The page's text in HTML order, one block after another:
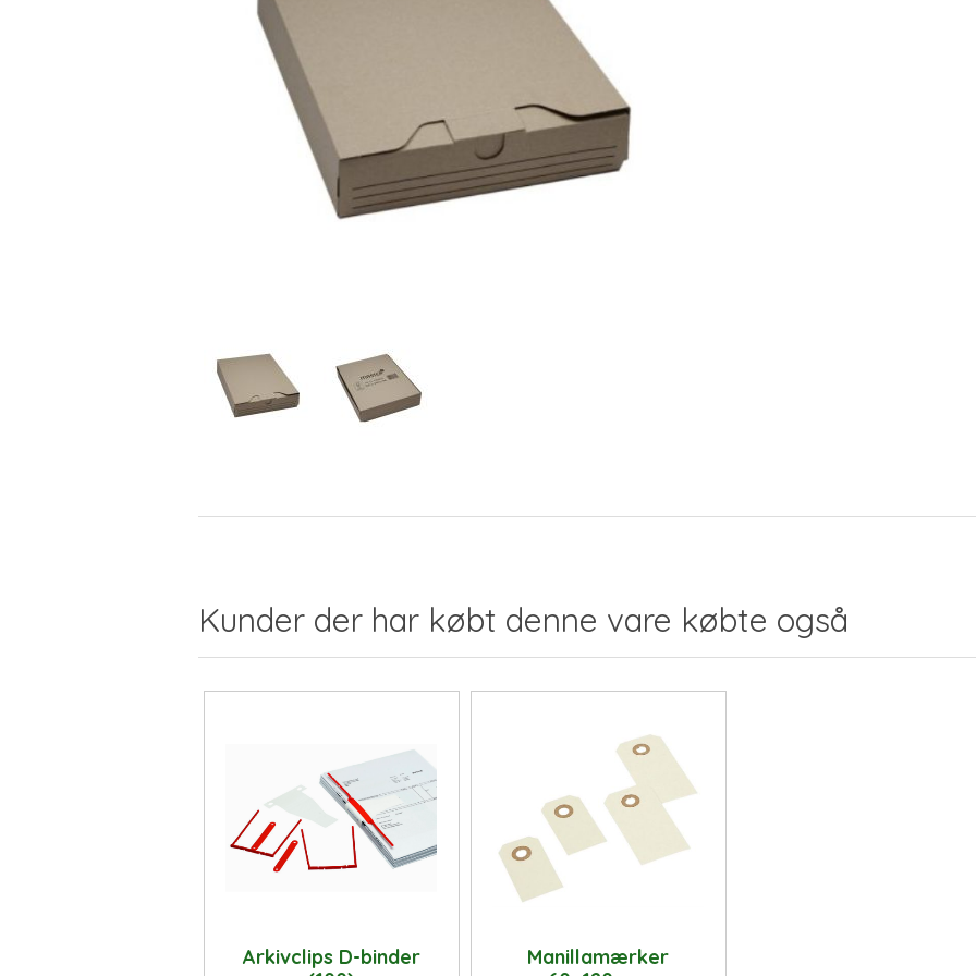
Kunder der har købt denne vare købte også
Arkivclips D-binder
Manillamærker